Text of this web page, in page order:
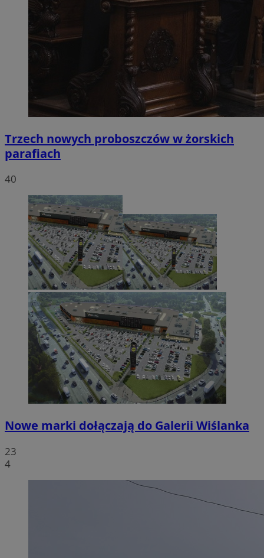
Trzech nowych proboszczów w żorskich
parafiach
40
Nowe marki dołączają do Galerii Wiślanka
23
4